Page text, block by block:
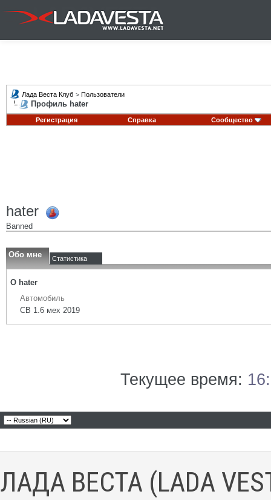
Лада Веста Клуб > Пользователи
Профиль hater
Регистрация Справка Сообщество
hater
Banned
Обо мне Статистика
О hater
Автомобиль
СВ 1.6 мех 2019
Текущее время:
ЛАДА ВЕСТА (LADA